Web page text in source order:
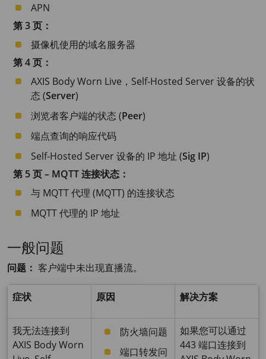
APN
第 3 页：
摄像机使用的域名服务器
第 4 页：
AXIS BodyWorn Live，Self-Hosted Server 设备的状
态 (Server)
浏览者客户端的状态 (Peer)
端点查询的响应代码
Self-Hosted Server 设备的 IP 地址 (Sig IP)
第 5 页 – MQTT 连接状态：
与 MQTT 代理 (MQTT) 的连接状态
MQTT 代理的 IP 地址
一般问题
问题： 客户端中未出现直播流。
症状 原因 解决方案
我无法连接到
AXIS BodyWorn
防火墙问题
端口转发问
如果您可以通过
443 端口连接到